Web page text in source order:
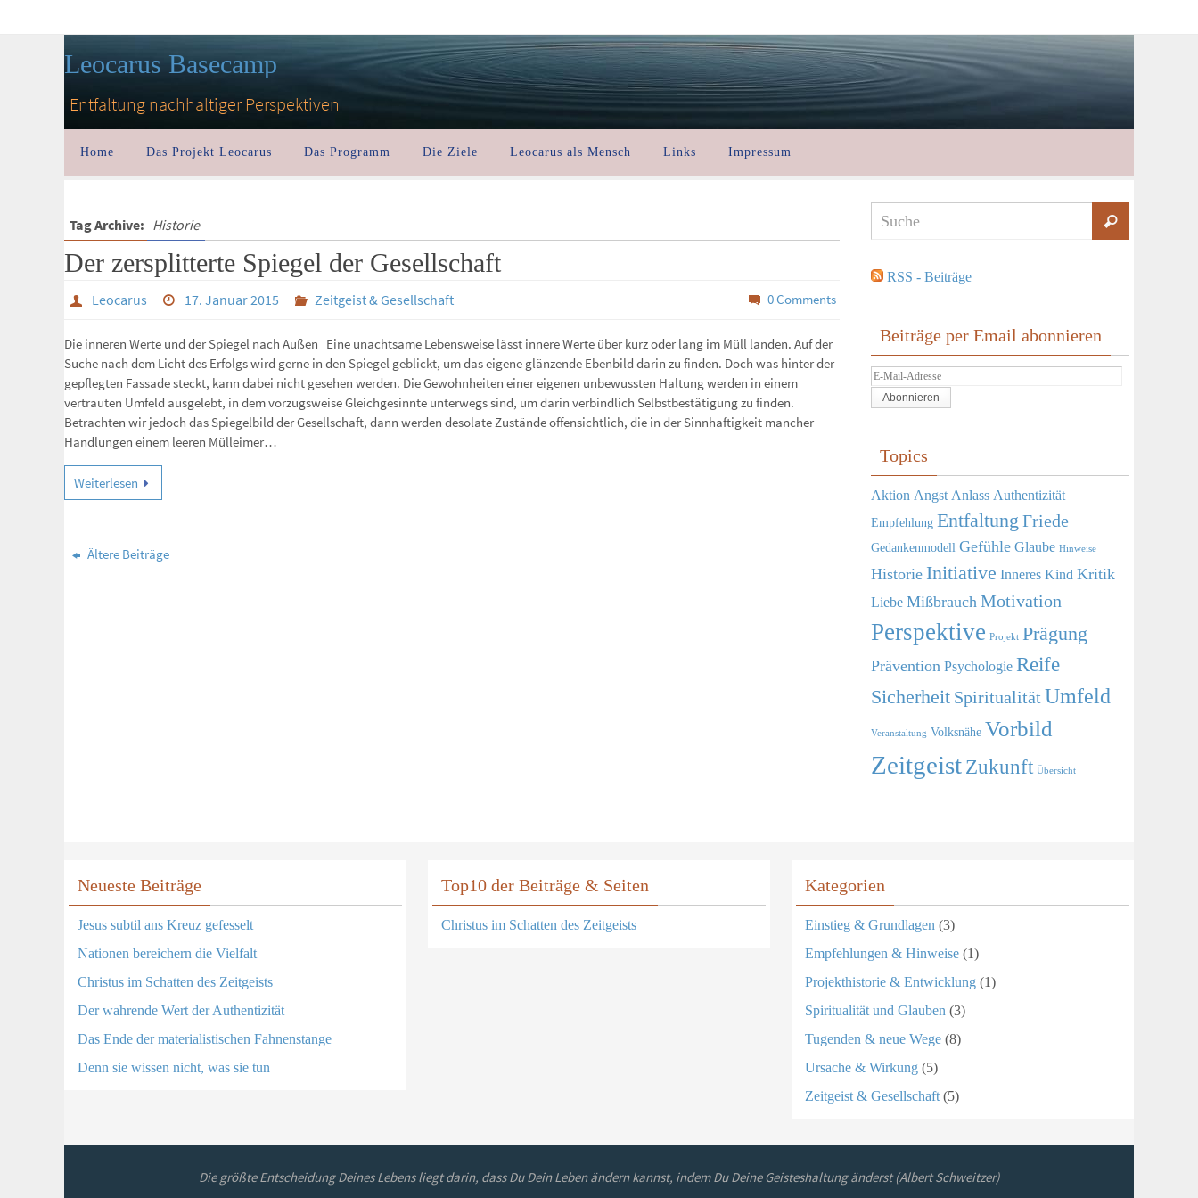
Leocarus Basecamp
Entfaltung nachhaltiger Perspektiven
Home Das Projekt Leocarus Das Programm Die Ziele Leocarus als Mensch Links Impressum
Tag Archive: Historie
Der zersplitterte Spiegel der Gesellschaft
Leocarus 17. Januar 2015 Zeitgeist & Gesellschaft 0 Comments
Die inneren Werte und der Spiegel nach Außen Eine unachtsame Lebensweise lässt innere Werte über kurz oder lang im Müll landen. Auf der
Suche nach dem Licht des Erfolgs wird gerne in den Spiegel geblickt, um das eigene glänzende Ebenbild darin zu finden. Doch was hinter der
gepflegten Fassade steckt, kann dabei nicht gesehen werden. Die Gewohnheiten einer eigenen unbewussten Haltung werden in einem
vertrauten Umfeld ausgelebt, in dem vorzugsweise Gleichgesinnte unterwegs sind, um darin verbindlich Selbstbestätigung zu finden.
Betrachten wir jedoch das Spiegelbild der Gesellschaft, dann werden desolate Zustände offensichtlich, die in der Sinnhaftigkeit mancher
Handlungen einem leeren Mülleimer…
Weiterlesen
Ältere Beiträge
RSS - Beiträge
Beiträge per Email abonnieren
E-
Mail-
Topics
Aktion Angst Anlass Authentizität
Empfehlung Entfaltung Friede
Gedankenmodell Gefühle Glaube Hinweise
Historie Initiative Inneres Kind Kritik
Liebe Mißbrauch Motivation
Perspektive Projekt Prägung
Prävention Psychologie Reife
Sicherheit Spiritualität Umfeld
Veranstaltung Volksnähe Vorbild
Zeitgeist Zukunft Übersicht
Neueste Beiträge
Jesus subtil ans Kreuz gefesselt
Nationen bereichern die Vielfalt
Christus im Schatten des Zeitgeists
Der wahrende Wert der Authentizität
Das Ende der materialistischen Fahnenstange
Denn sie wissen nicht, was sie tun
Top10 der Beiträge & Seiten
Christus im Schatten des Zeitgeists
Kategorien
Einstieg & Grundlagen (3)
Empfehlungen & Hinweise (1)
Projekthistorie & Entwicklung (1)
Spiritualität und Glauben (3)
Tugenden & neue Wege (8)
Ursache & Wirkung (5)
Zeitgeist & Gesellschaft (5)
Die größte Entscheidung Deines Lebens liegt darin, dass Du Dein Leben ändern kannst, indem Du Deine Geisteshaltung änderst (Albert Schweitzer)